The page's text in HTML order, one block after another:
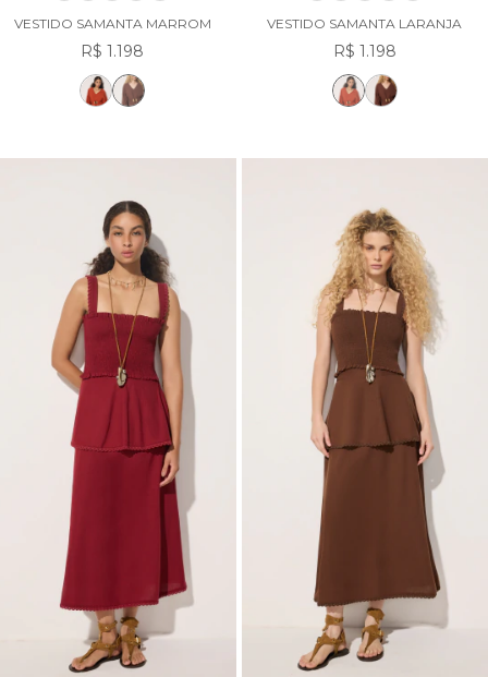
VESTIDO SAMANTA MARROM
R$ 1.198
VESTIDO SAMANTA LARANJA
R$ 1.198